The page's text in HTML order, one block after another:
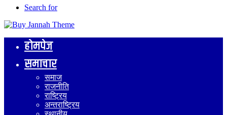
Search for
होमपेज
समाचार
समाज
राजनीति
राष्ट्रिय
अन्तराष्ट्रिय